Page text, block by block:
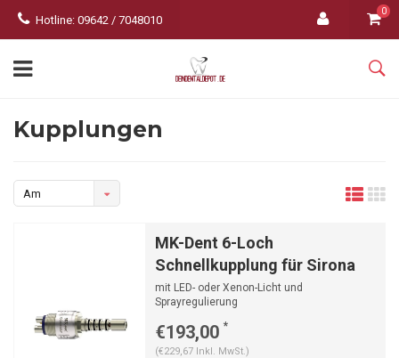
Hotline: 09642 / 7048010
0
Kupplungen
Am
MK-Dent 6-Loch
Schnellkupplung für Sirona
mit LED- oder Xenon-Licht und
Sprayregulierung
€193,00 *
(€229,67 Inkl. MwSt.)